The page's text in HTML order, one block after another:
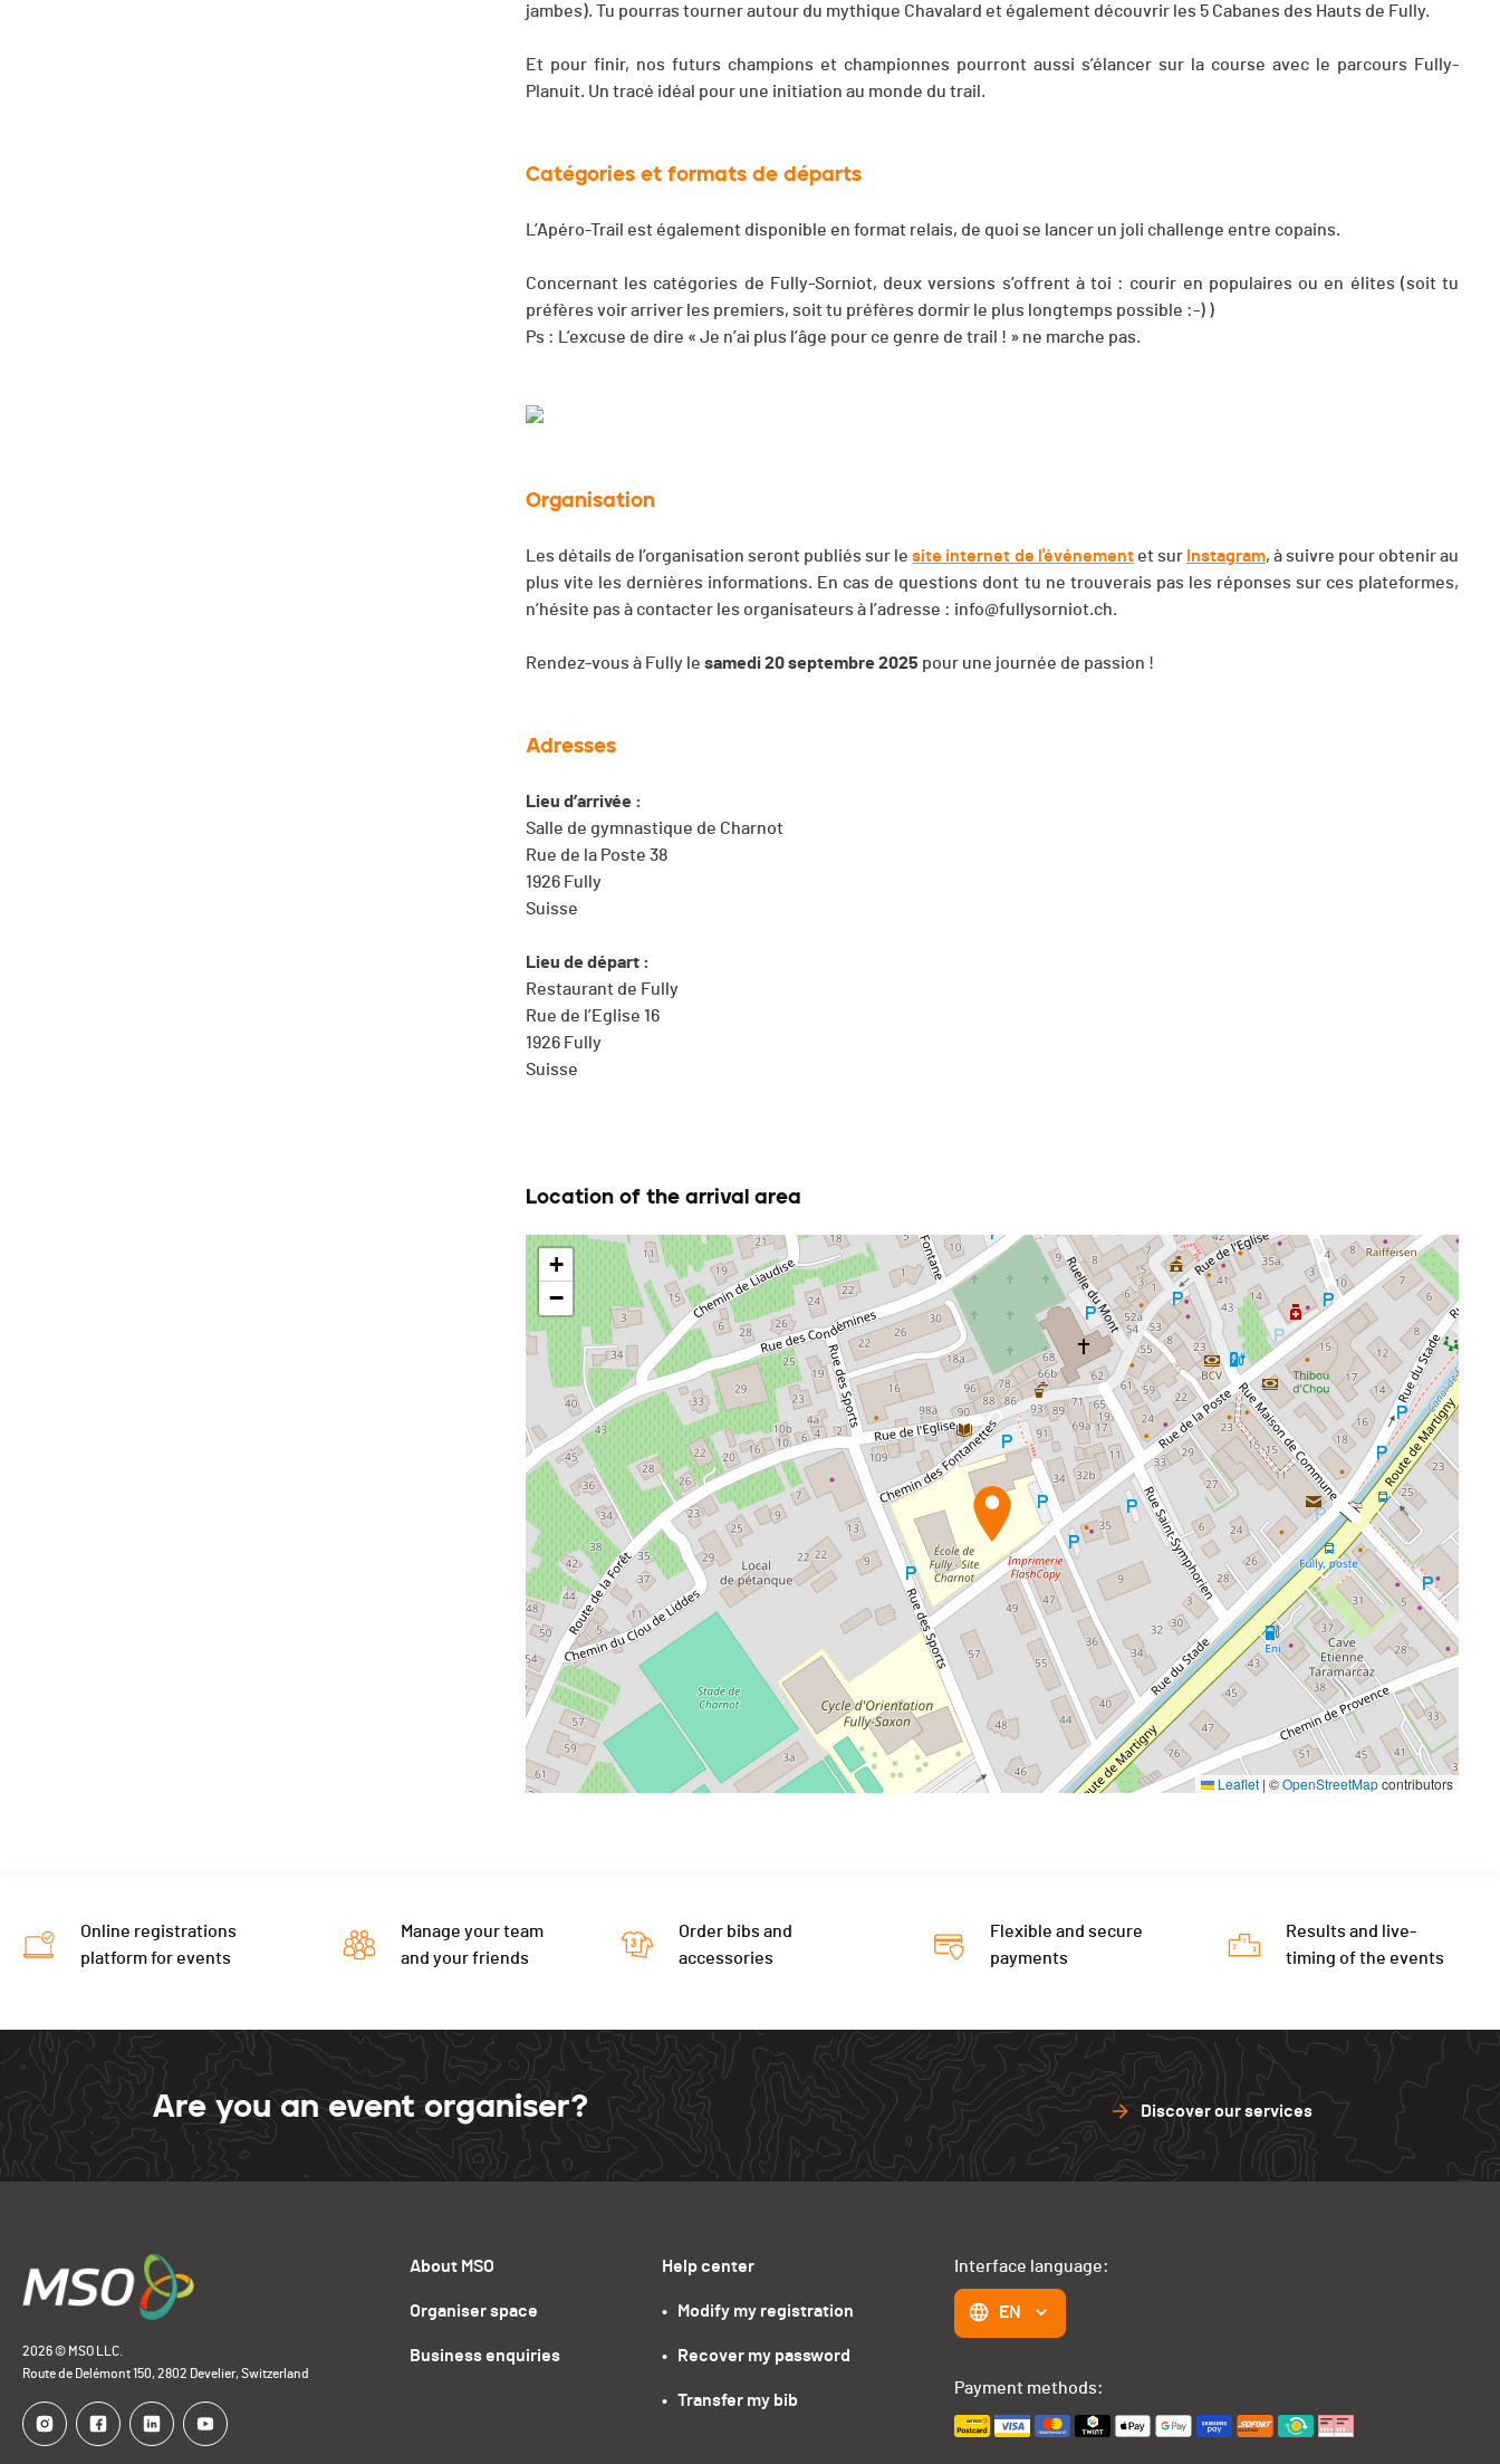
jambes). Tu pourras tourner autour du mythique Chavalard et également découvrir les 5 Cabanes des Hauts de Fully.
Et pour finir, nos futurs champions et championnes pourront aussi s’élancer sur la course avec le parcours Fully-
Planuit. Un tracé idéal pour une initiation au monde du trail.
Catégories et formats de départs
L’Apéro-Trail est également disponible en format relais, de quoi se lancer un joli challenge entre copains.
Concernant les catégories de Fully-Sorniot, deux versions s’offrent à toi : courir en populaires ou en élites (soit tu
préfères voir arriver les premiers, soit tu préfères dormir le plus longtemps possible :-) )
Ps : L’excuse de dire « Je n’ai plus l’âge pour ce genre de trail ! » ne marche pas.
Organisation
Les détails de l’organisation seront publiés sur lesite internet de l'événementet sur Instagram, à suivre pour obtenir au
plus vite les dernières informations. En cas de questions dont tu ne trouverais pas les réponses sur ces plateformes,
n’hésite pas à contacter les organisateurs à l’adresse : info@fullysorniot.ch.
Rendez-vous à Fully le samedi 20 septembre 2025 pour une journée de passion !
Adresses
Lieu d’arrivée :
Salle de gymnastique de Charnot
Rue de la Poste 38
1926 Fully
Suisse
Lieu de départ :
Restaurant de Fully
Rue de l’Eglise 16
1926 Fully
Suisse
Location of the arrival area
+
−
Leaflet | ©OpenStreetMapcontributors
Online registrations
platform for events
Manage your team
and your friends
Order bibs and
accessories
Flexible and secure
payments
Results and live-
timing of the events
Are you an event organiser? Discover our services
2026 © MSO LLC.
Route de Delémont 150, 2802 Develier, Switzerland
About MSO
Organiser space
Business enquiries
Help center
•   Modify my registration
•   Recover my password
•   Transfer my bib
Interface language:
EN
Payment methods: